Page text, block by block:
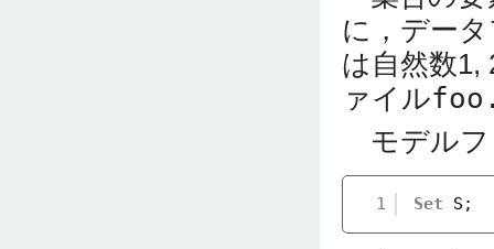
に，デー
は自然数1,
ァイル
モデルフ
1 Set S;